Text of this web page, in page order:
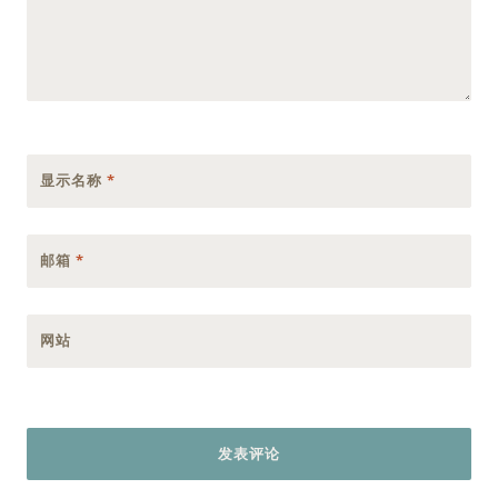
显示名称 *
邮箱 *
网站